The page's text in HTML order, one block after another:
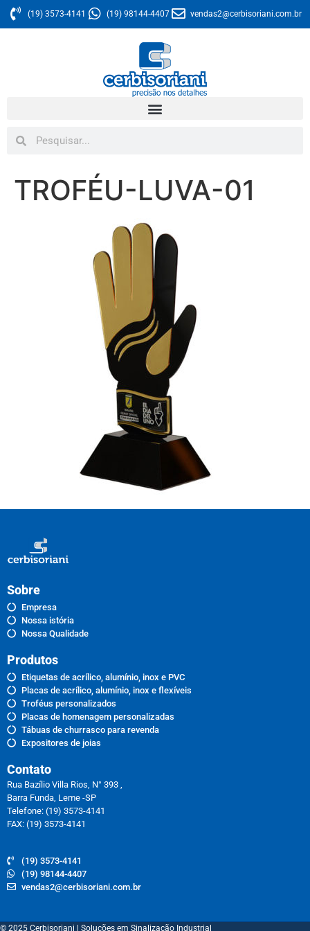
(19) 3573-4141 (19) 98144-4407 vendas2@cerbisoriani.com.br
TROFÉU-LUVA-01
Sobre
Empresa
Nossa istória
Nossa Qualidade
Produtos
Etiquetas de acrílico, alumínio, inox e PVC
Placas de acrílico, alumínio, inox e flexíveis
Troféus personalizados
Placas de homenagem personalizadas
Tábuas de churrasco para revenda
Expositores de joias
Contato
Rua Bazílio Villa Rios, N° 393 ,
Barra Funda, Leme -SP
Telefone: (19) 3573-4141
FAX: (19) 3573-4141
(19) 3573-4141
(19) 98144-4407
vendas2@cerbisoriani.com.br
© 2025 Cerbisoriani | Soluções em Sinalização Industrial